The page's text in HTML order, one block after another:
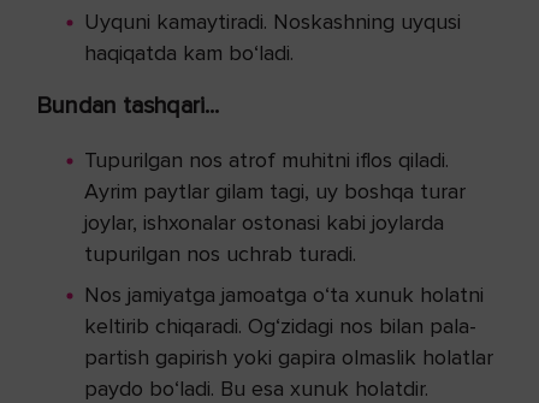
Uyquni kamaytiradi. Noskashning uyqusi
haqiqatda kam bo‘ladi.
Bundan tashqari...
Tupurilgan nos atrof muhitni iflos qiladi.
Ayrim paytlar gilam tagi, uy boshqa turar
joylar, ishxonalar ostonasi kabi joylarda
tupurilgan nos uchrab turadi.
Nos jamiyatga jamoatga o‘ta xunuk holatni
keltirib chiqaradi. Og‘zidagi nos bilan pala-
partish gapirish yoki gapira olmaslik holatlar
paydo bo‘ladi. Bu esa xunuk holatdir.